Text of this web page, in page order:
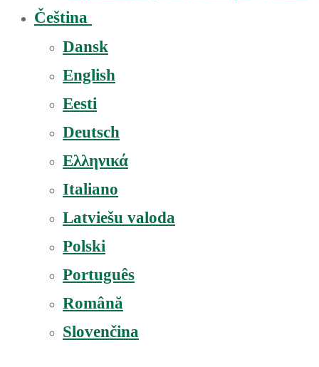
Čeština
Dansk
English
Eesti
Deutsch
Ελληνικά
Italiano
Latviešu valoda
Polski
Português
Română
Slovenčina